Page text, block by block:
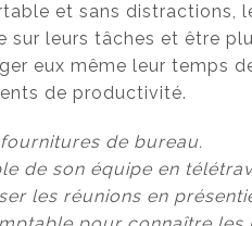
et sans distractions,
sur leurs tâches et être
eux même leur temps
de productivité.
de bureau.
de son équipe en
les réunions en